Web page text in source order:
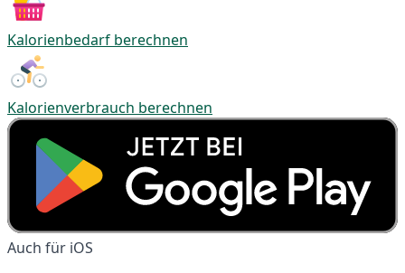
Kalorienbedarf berechnen
Kalorienverbrauch berechnen
Auch für iOS